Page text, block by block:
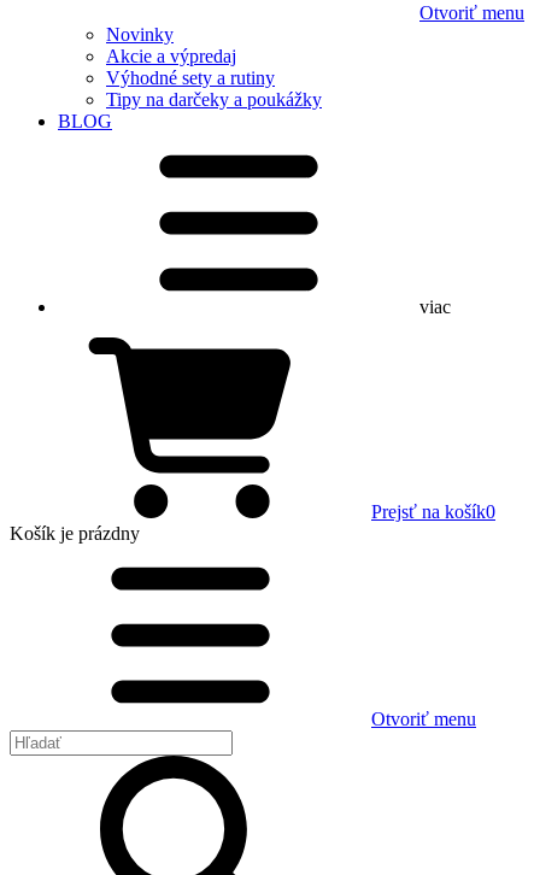
Otvoriť menu
Novinky
Akcie a výpredaj
Výhodné sety a rutiny
Tipy na darčeky a poukážky
BLOG
viac
Prejsť na košík0
Košík je prázdny
Otvoriť menu